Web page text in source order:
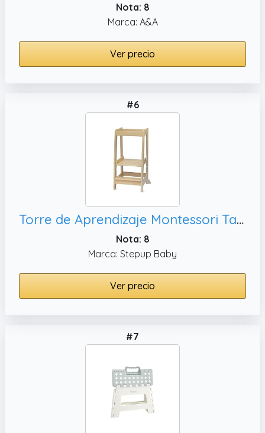
Nota: 8
Marca: A&A
Ver precio
#6
Torre de Aprendizaje Montessori Taburete Infantil Cocina Barnizada
Nota: 8
Marca: Stepup Baby
Ver precio
#7